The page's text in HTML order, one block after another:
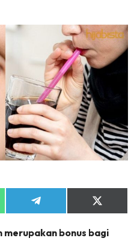
Share
on
Share
on
(Twitter)
merupakan bonus bagi